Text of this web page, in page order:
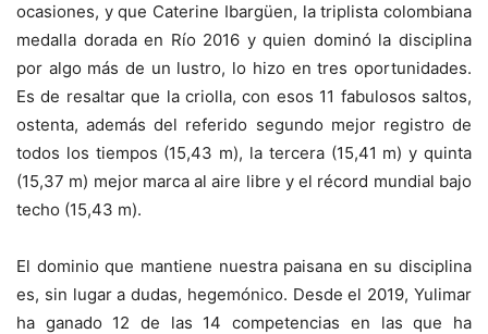
ocasiones, y que Caterine Ibargüen, la triplista colombiana
medalla dorada en Río 2016 y quien dominó la disciplina
por algo más de un lustro, lo hizo en tres oportunidades.
Es de resaltar que la criolla, con esos 11 fabulosos saltos,
ostenta, además del referido segundo mejor registro de
todos los tiempos (15,43 m), la tercera (15,41 m) y quinta
(15,37 m) mejor marca al aire libre y el récord mundial bajo
techo (15,43 m).
El dominio que mantiene nuestra paisana en su disciplina
es, sin lugar a dudas, hegemónico. Desde el 2019, Yulimar
ha ganado 12 de las 14 competencias en las que ha